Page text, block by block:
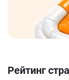
Рейтинг